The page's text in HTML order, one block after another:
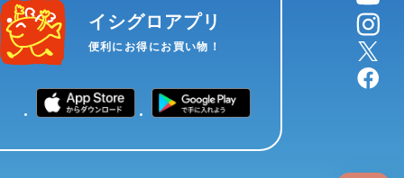
イシグロアプリ
便利にお得にお買い物！
instagram
X
facebook